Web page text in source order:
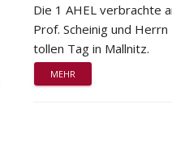
Die 1 AHEL verbrachte
Prof. Scheinig und
tollen Tag in Mallnitz.
MEHR